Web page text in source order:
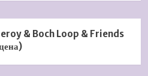
& Boch Loop & Friends